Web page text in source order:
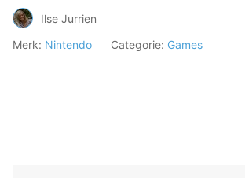
Ilse Jurrien
Merk: Nintendo Categorie: Games